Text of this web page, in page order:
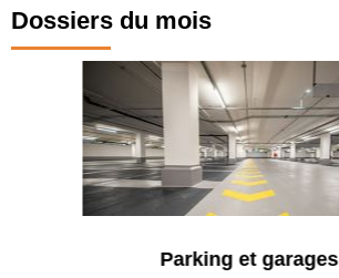
Dossiers du mois
Parking et garages